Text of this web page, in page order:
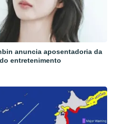
anuncia aposentadoria da
entretenimento